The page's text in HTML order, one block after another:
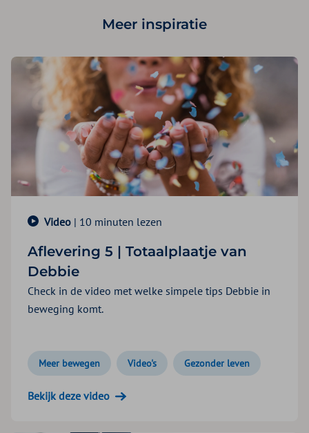
Meer inspiratie
Video | 10 minuten lezen
Aflevering 5 | Totaalplaatje van
Debbie
Check in de video met welke simpele tips Debbie in
beweging komt.
Meer bewegen Video's Gezonder leven
Bekijk deze video